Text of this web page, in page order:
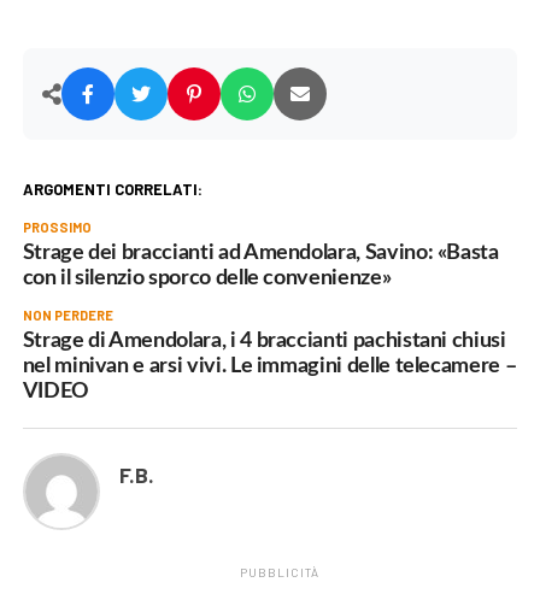
ARGOMENTI CORRELATI:
PROSSIMO
Strage dei braccianti ad Amendolara, Savino: «Basta
con il silenzio sporco delle convenienze»
NON PERDERE
Strage di Amendolara, i 4 braccianti pachistani chiusi
nel minivan e arsi vivi. Le immagini delle telecamere –
VIDEO
F.B.
PUBBLICITÀ